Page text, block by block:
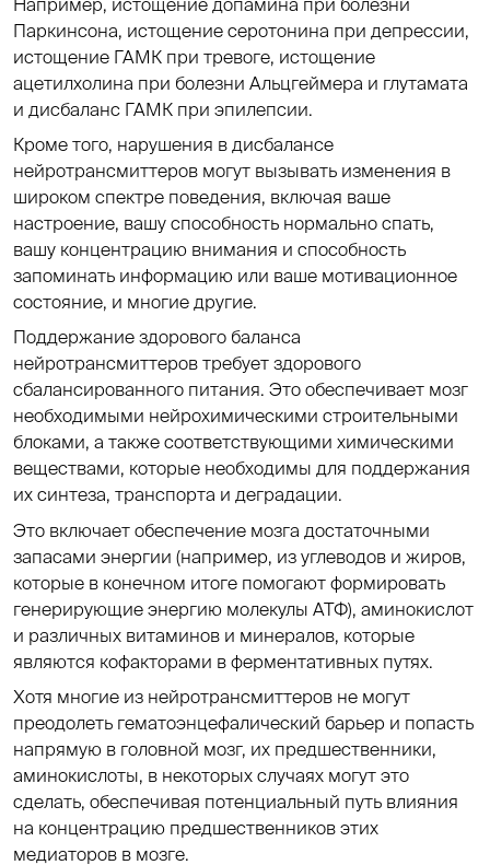
Паркинсона, истощение серотонина при депрессии,
истощение ГАМК при тревоге, истощение
ацетилхолина при болезни Альцгеймера и глутамата
и дисбаланс ГАМК при эпилепсии.
Кроме того, нарушения в дисбалансе
нейротрансмиттеров могут вызывать изменения в
широком спектре поведения, включая ваше
настроение, вашу способность нормально спать,
вашу концентрацию внимания и способность
запоминать информацию или ваше мотивационное
состояние, и многие другие.
Поддержание здорового баланса
нейротрансмиттеров требует здорового
сбалансированного питания. Это обеспечивает мозг
необходимыми нейрохимическими строительными
блоками, а также соответствующими химическими
веществами, которые необходимы для поддержания
их синтеза, транспорта и деградации.
Это включает обеспечение мозга достаточными
запасами энергии (например, из углеводов и жиров,
которые в конечном итоге помогают формировать
генерирующие энергию молекулы АТФ), аминокислот
и различных витаминов и минералов, которые
являются кофакторами в ферментативных путях.
Хотя многие из нейротрансмиттеров не могут
преодолеть гематоэнцефалический барьер и попасть
напрямую в головной мозг, их предшественники,
аминокислоты, в некоторых случаях могут это
сделать, обеспечивая потенциальный путь влияния
на концентрацию предшественников этих
медиаторов в мозге.